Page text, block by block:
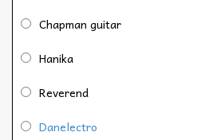
Chapman guitar
Hanika
Reverend
Danelectro